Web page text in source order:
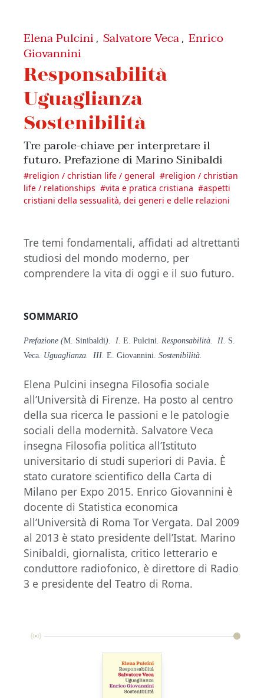
Elena Pulcini , Salvatore Veca , Enrico
Giovannini
Responsabilità
Uguaglianza
Sostenibilità
Tre parole-chiave per interpretare il
futuro. Prefazione di Marino Sinibaldi
#religion / christian life / general #religion / christian
life / relationships #vita e pratica cristiana #aspetti
cristiani della sessualità, dei generi e delle relazioni
Tre temi fondamentali, affidati ad altrettanti
studiosi del mondo moderno, per
comprendere la vita di oggi e il suo futuro.
SOMMARIO
Prefazione (M. Sinibaldi). I. E. Pulcini . Responsabilità. II. S.
Veca . Uguaglianza. III. E. Giovannini. Sostenibilità.
Elena Pulcini insegna Filosofia sociale
all’Università di Firenze. Ha posto al centro
della sua ricerca le passioni e le patologie
sociali della modernità. Salvatore Veca
insegna Filosofia politica all’Istituto
universitario di studi superiori di Pavia. È
stato curatore scientifico della Carta di
Milano per Expo 2015. Enrico Giovannini è
docente di Statistica economica
all’Università di Roma Tor Vergata. Dal 2009
al 2013 è stato presidente dell’Istat. Marino
Sinibaldi, giornalista, critico letterario e
conduttore radiofonico, è direttore di Radio
3 e presidente del Teatro di Roma.